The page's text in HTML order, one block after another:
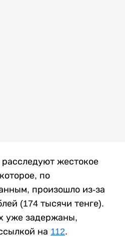
жестокое
по
произошло из-за
(174 тысячи тенге).
уже задержаны,
на 112.